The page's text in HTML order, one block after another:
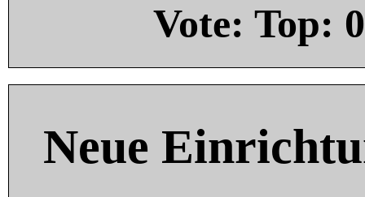
Vote: Top: 0
Neue